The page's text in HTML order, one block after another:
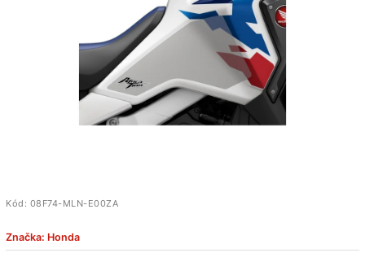
Kód: 08F74-MLN-E00ZA
Značka: Honda